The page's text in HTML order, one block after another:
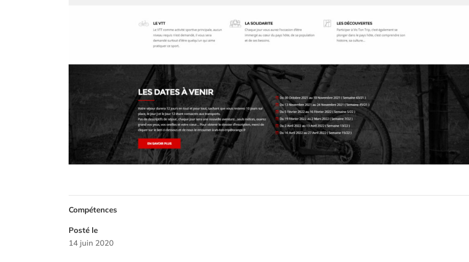
Compétences
Posté le
14 juin 2020